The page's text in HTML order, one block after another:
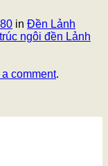
in Đền Lảnh
ngôi đền Lảnh
a comment.